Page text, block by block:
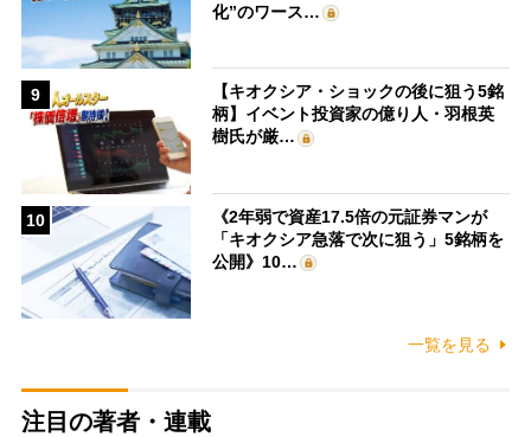
化”のワース…
9
【キオクシア・ショックの後に狙う5銘
柄】イベント投資家の億り人・羽根英
樹氏が厳…
10
《2年弱で資産17.5倍の元証券マンが
「キオクシア急落で次に狙う」5銘柄を
公開》10…
一覧を見る
注目の著者・連載